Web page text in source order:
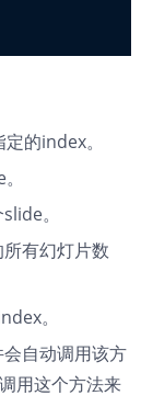
的index。
。
有幻灯片数
。
会自动调用该方
用这个方法来